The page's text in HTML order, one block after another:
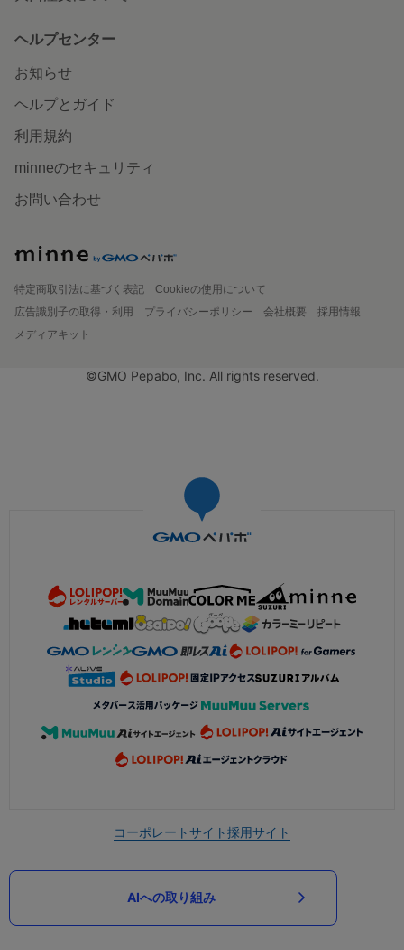
ヘルプセンター
お知らせ
ヘルプとガイド
利用規約
minneのセキュリティ
お問い合わせ
特定商取引法に基づく表記
Cookieの使用について
広告識別子の取得・利用
プライバシーポリシー 会社概要
採用情報
メディアキット
©GMO Pepabo, Inc. All rights reserved.
コーポレートサイト採用サイト
AIへの取り組み